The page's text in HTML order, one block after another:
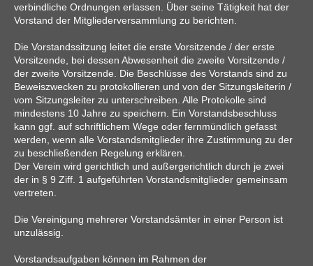
verbindliche Ordnungen erlassen. Über seine Tätigkeit hat der
Vorstand der Mitgliederversammlung zu berichten.
Die Vorstandssitzung leitet die erste Vorsitzende / der erste
Vorsitzende, bei dessen Abwesenheit die zweite Vorsitzende /
der zweite Vorsitzende. Die Beschlüsse des Vorstands sind zu
Beweiszwecken zu protokollieren und von der Sitzungsleiterin /
vom Sitzungsleiter zu unterschreiben. Alle Protokolle sind
mindestens 10 Jahre zu speichern. Ein Vorstandsbeschluss
kann ggf. auf schriftlichem Wege oder fernmündlich gefasst
werden, wenn alle Vorstandsmitglieder ihre Zustimmung zu der
zu beschließenden Regelung erklären.
Der Verein wird gerichtlich und außergerichtlich durch je zwei
der in § 9 Ziff. 1 aufgeführten Vorstandsmitglieder gemeinsam
vertreten.
Die Vereinigung mehrerer Vorstandsämter in einer Person ist
unzulässig.
Vorstandsaufgaben können im Rahmen der